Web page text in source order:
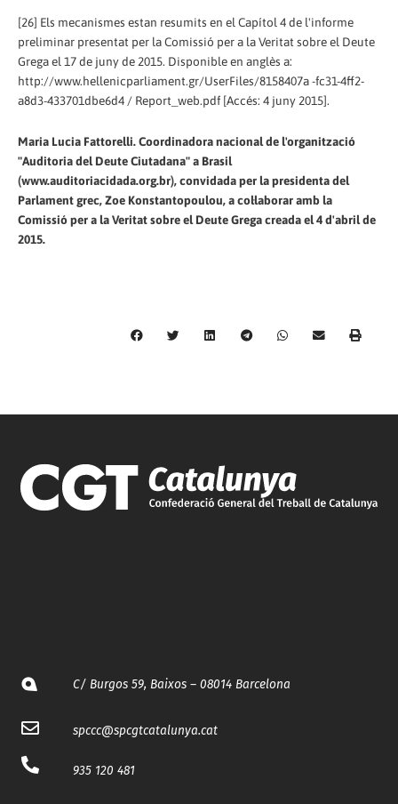
[26] Els mecanismes estan resumits en el Capítol 4 de l'informe
preliminar presentat per la Comissió per a la Veritat sobre el Deute
Grega el 17 de juny de 2015. Disponible en anglès a:
http://www.hellenicparliament.gr/UserFiles/8158407a -fc31-4ff2-
a8d3-433701dbe6d4 / Report_web.pdf [Accés: 4 juny 2015].
Maria Lucia Fattorelli. Coordinadora nacional de l'organització
"Auditoria del Deute Ciutadana" a Brasil
(www.auditoriacidada.org.br), convidada per la presidenta del
Parlament grec, Zoe Konstantopoulou, a col·laborar amb la
Comissió per a la Veritat sobre el Deute Grega creada el 4 d'abril de
2015.
C/ Burgos 59, Baixos – 08014 Barcelona
spccc@spcgtcatalunya.cat
935 120 481